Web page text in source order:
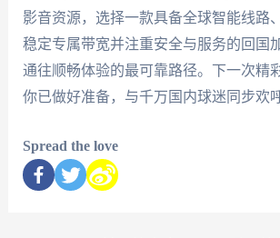
影音资源，选择一款具备全球智能线路
稳定专属带宽并注重安全与服务的回国
通往顺畅体验的最可靠路径。下一次精
你已做好准备，与千万国内球迷同步欢
Spread the love